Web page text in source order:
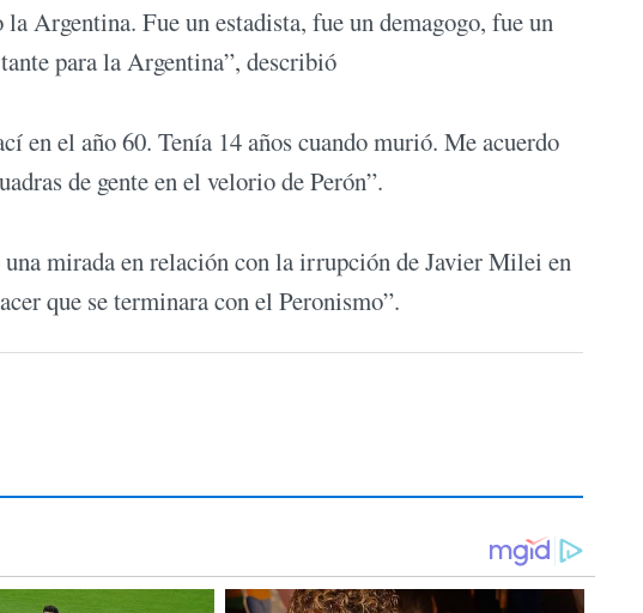
Argentina. Fue un estadista, fue un demagogo, fue un
para la Argentina”, describió
en el año 60. Tenía 14 años cuando murió. Me acuerdo
de gente en el velorio de Perón”.
mirada en relación con la irrupción de Javier Milei en
que se terminara con el Peronismo”.